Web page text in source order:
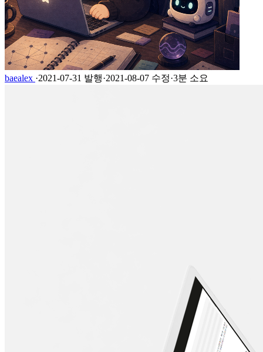
baealex ·2021-07-31 발행·2021-08-07 수정·3분 소요